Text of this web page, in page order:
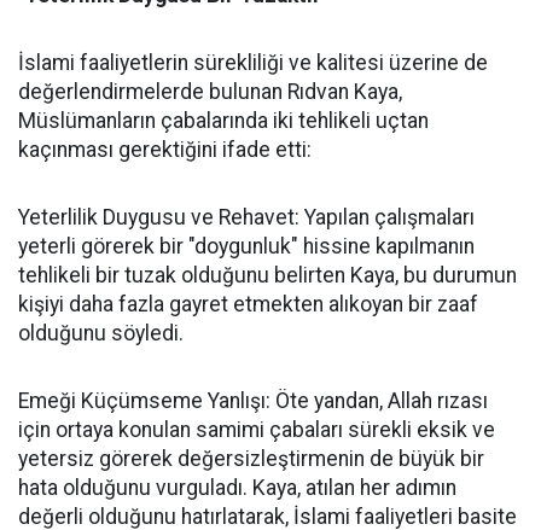
İslami faaliyetlerin sürekliliği ve kalitesi üzerine de
değerlendirmelerde bulunan Rıdvan Kaya,
Müslümanların çabalarında iki tehlikeli uçtan
kaçınması gerektiğini ifade etti:
Yeterlilik Duygusu ve Rehavet: Yapılan çalışmaları
yeterli görerek bir "doygunluk" hissine kapılmanın
tehlikeli bir tuzak olduğunu belirten Kaya, bu durumun
kişiyi daha fazla gayret etmekten alıkoyan bir zaaf
olduğunu söyledi.
Emeği Küçümseme Yanlışı: Öte yandan, Allah rızası
için ortaya konulan samimi çabaları sürekli eksik ve
yetersiz görerek değersizleştirmenin de büyük bir
hata olduğunu vurguladı. Kaya, atılan her adımın
değerli olduğunu hatırlatarak, İslami faaliyetleri basite